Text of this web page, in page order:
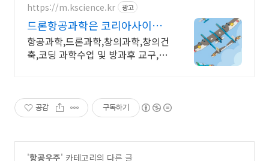
https://m.kscience.kr 광고
드론항공과학은 코리아사이언
스 우주,항공과학 교구
항공과학,드론과학,창의과학,창의건
축,코딩 과학수업 및 방과후 교구,교
공감 구독하기
'항공우주' 카테고리의 다른 글